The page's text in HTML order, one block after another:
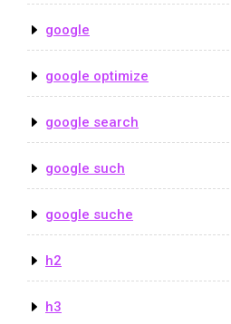
google
google optimize
google search
google such
google suche
h2
h3